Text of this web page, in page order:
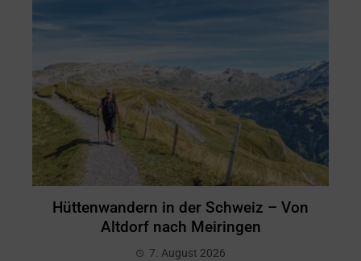
Hüttenwandern in der Schweiz – Von
Altdorf nach Meiringen
7. August 2026